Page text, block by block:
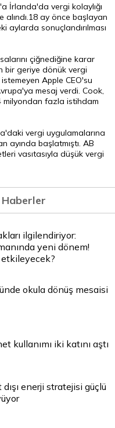
İrlanda'da vergi kolaylığı
alındı.18 ay önce başlayan
aylarda sonuçlandırılması
çiğnediğine karar
bir geriye dönük vergi
Apple CEO'su
mesaj verdi. Cook,
milyondan fazla istihdam
vergi uygulamalarına
ayında başlatmıştı. AB
vasıtasıyla düşük vergi
Haberler
ilgilendiriyor:
yeni dönem!
etkileyecek?
okula dönüş mesaisi
kullanımı iki katını aştı
enerji stratejisi güçlü